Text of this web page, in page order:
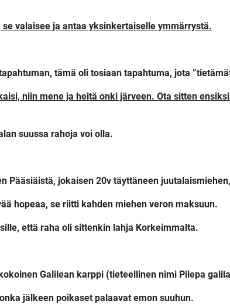
valaisee ja antaa yksinkertaiselle ymmärrystä.
tämä oli tosiaan tapahtuma, jota
niin mene ja heitä onki järveen. Ota sitten
suussa rahoja voi olla.
Pääsiäistä, jokaisen 20v täyttäneen
hopeaa, se riitti kahden miehen veron maksuun.
että raha oli sittenkin lahja Korkeimmalta.
Galilean karppi (tieteellinen nimi Pilepa
jälkeen poikaset palaavat emon suuhun.